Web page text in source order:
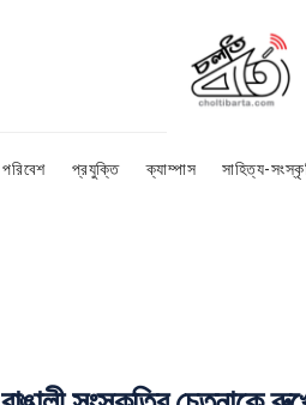
পরিবেশ প্রযুক্তি ক্যাম্পাস সাহিত্য-